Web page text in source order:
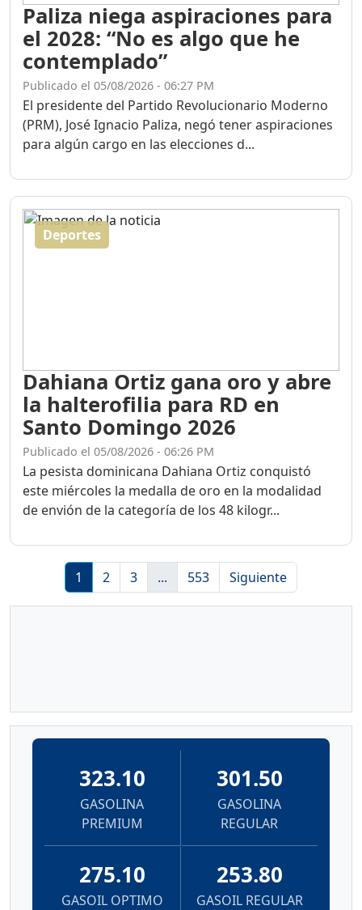
Paliza niega aspiraciones para
el 2028: “No es algo que he
contemplado”
Publicado el 05/08/2026 - 06:27 PM
El presidente del Partido Revolucionario Moderno
(PRM), José Ignacio Paliza, negó tener aspiraciones
para algún cargo en las elecciones d...
Deportes
Dahiana Ortiz gana oro y abre
la halterofilia para RD en
Santo Domingo 2026
Publicado el 05/08/2026 - 06:26 PM
La pesista dominicana Dahiana Ortiz conquistó
este miércoles la medalla de oro en la modalidad
de envión de la categoría de los 48 kilogr...
1 2 3 ... 553 Siguiente
323.10
GASOLINA
PREMIUM
301.50
GASOLINA
REGULAR
275.10
GASOIL OPTIMO
253.80
GASOIL REGULAR